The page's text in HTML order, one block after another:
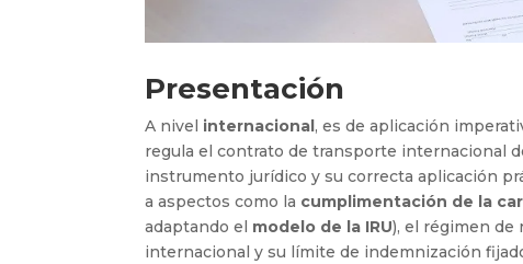
Presentación
A nivel internacional , es de aplicación
regula el contrato de transporte internacional
instrumento jurídico y su correcta aplicación
a aspectos como la cumplimentación de la
adaptando el modelo de la IRU), el régimen
internacional y su límite de indemnización